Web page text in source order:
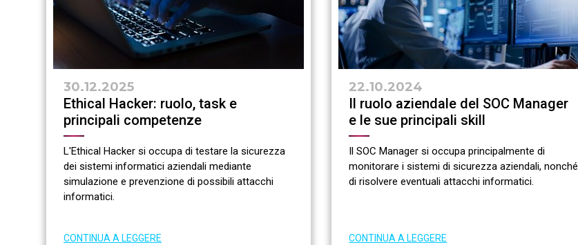
30.12.2025
Ethical Hacker: ruolo, task e
principali competenze
L'Ethical Hacker si occupa di testare la sicurezza
dei sistemi informatici aziendali mediante
simulazione e prevenzione di possibili attacchi
informatici.
CONTINUA A LEGGERE
22.10.2024
Il ruolo aziendale del SOC Manager
e le sue principali skill
Il SOC Manager si occupa principalmente di
monitorare i sistemi di sicurezza aziendali, nonché
di risolvere eventuali attacchi informatici.
CONTINUA A LEGGERE